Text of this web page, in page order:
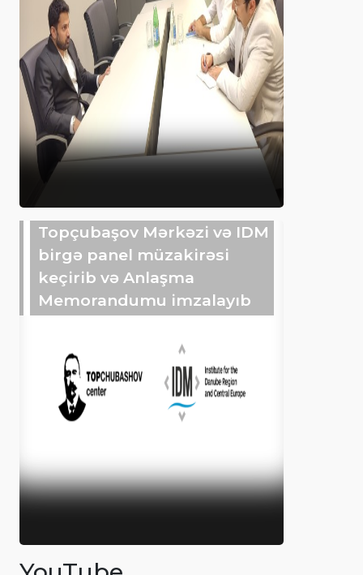
Topçubaşov Mərkəzi və IDM
birgə panel müzakirəsi
keçirib və Anlaşma
Memorandumu imzalayıb